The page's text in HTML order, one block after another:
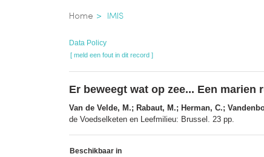
Kruimelpad
Home IMIS
Data Policy
[ meld een fout in dit record ]
Er beweegt wat op zee... Een
Van de Velde, M.; Rabaut, M.; Herman, C.;
de Voedselketen en Leefmilieu: Brussel. 23 pp.
Beschikbaar in